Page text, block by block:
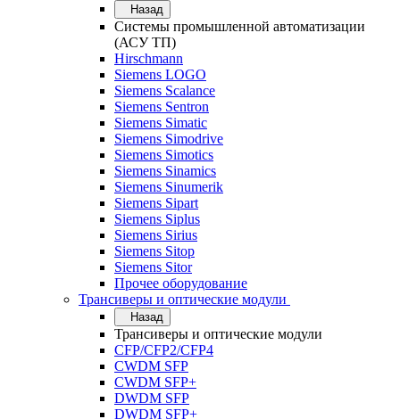
Назад
Системы промышленной автоматизации
(АСУ ТП)
Hirschmann
Siemens LOGO
Siemens Scalance
Siemens Sentron
Siemens Simatic
Siemens Simodrive
Siemens Simotics
Siemens Sinamics
Siemens Sinumerik
Siemens Sipart
Siemens Siplus
Siemens Sirius
Siemens Sitop
Siemens Sitor
Прочее оборудование
Трансиверы и оптические модули
Назад
Трансиверы и оптические модули
CFP/CFP2/CFP4
CWDM SFP
CWDM SFP+
DWDM SFP
DWDM SFP+